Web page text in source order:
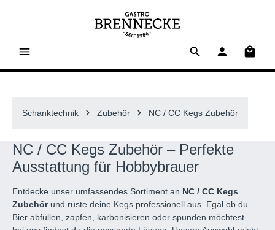
Schanktechnik Zubehör NC / CC Kegs Zubehör
NC / CC Kegs Zubehör – Perfekte
Ausstattung für Hobbybrauer
Entdecke unser umfassendes Sortiment an NC / CC Kegs
Zubehörund rüste deine Kegs professionell aus. Egal ob du
Bier abfüllen, zapfen, karbonisieren oder spunden möchtest –